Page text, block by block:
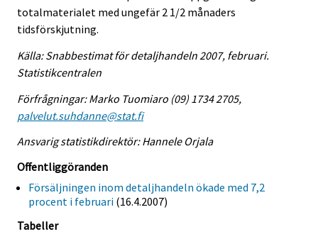
totalmaterialet med ungefär 2 1/2 månaders
tidsförskjutning.
Källa: Snabbestimat för detaljhandeln 2007, februari.
Statistikcentralen
Förfrågningar: Marko Tuomiaro (09) 1734 2705,
palvelut.suhdanne@stat.fi
Ansvarig statistikdirektör: Hannele Orjala
Offentliggöranden
Försäljningen inom detaljhandeln ökade med 7,2
procent i februari (16.4.2007)
Tabeller